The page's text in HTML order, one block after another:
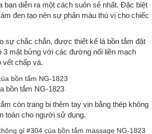
bạn diễn ra một cách suôn sẻ nhất. Đặc biệt
đen tạo nên sự phản màu thú vị cho chiếc
sự chắc chắn, được thiết kế là bồn tắm đặt
3 mặt bửng với các đường nối liền mạch
vết chấp vá.
bồn tắm NG-1823
còn trang bị thêm tay vịn bằng thép không
toàn cho người sử dụng.